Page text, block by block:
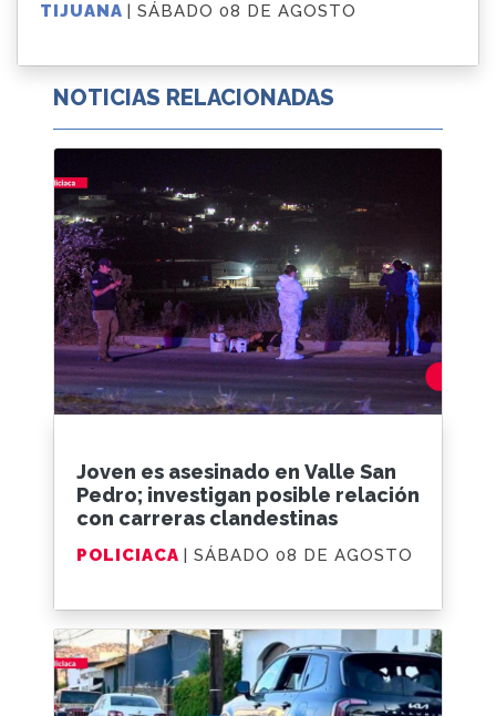
TIJUANA | SÁBADO 08 DE AGOSTO
NOTICIAS RELACIONADAS
Joven es asesinado en Valle San
Pedro; investigan posible relación
con carreras clandestinas
POLICIACA | SÁBADO 08 DE AGOSTO